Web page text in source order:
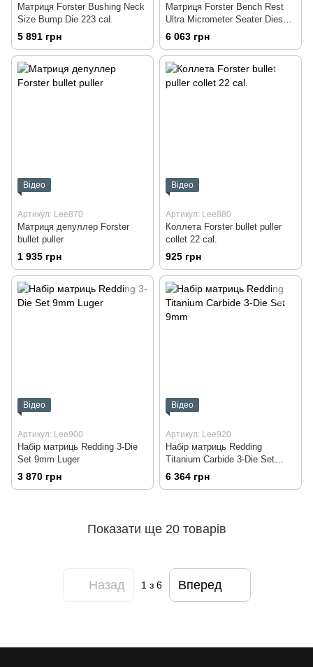
Матриця Forster Bushing Neck
Size Bump Die 223 cal.
5 891 грн
Матриця Forster Bench Rest
Ultra Micrometer Seater Dies
223 cal.
6 063 грн
Відео
Артикул: Lee870
Матриця депуллер Forster
bullet puller
1 935 грн
Відео
Артикул: Lee880
Коллета Forster bullet puller
collet 22 cal.
925 грн
Відео
Артикул: Lee900
Набір матриць Redding 3-Die
Set 9mm Luger
3 870 грн
Відео
Артикул: Lee920
Набір матриць Redding
Titanium Carbide 3-Die Set
9mm
6 364 грн
Показати ще 20 товарів
Назад 1з 6 Вперед